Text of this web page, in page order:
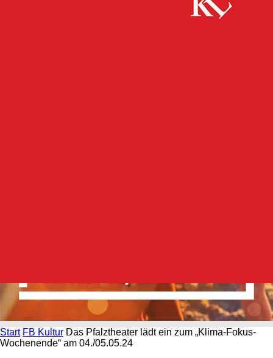
Start FB Kultur Das Pfalztheater lädt ein zum „Klima-Fokus-
Wochenende“ am 04./05.05.24